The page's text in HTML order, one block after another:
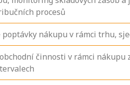
procesů
poptávky nákupu v rámci trhu,
činnosti v rámci